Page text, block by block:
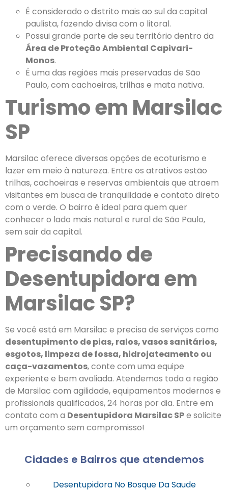
É considerado o distrito mais ao sul da capital
paulista, fazendo divisa com o litoral.
Possui grande parte de seu território dentro da
Área de Proteção Ambiental Capivari-
Monos.
É uma das regiões mais preservadas de São
Paulo, com cachoeiras, trilhas e mata nativa.
Turismo em Marsilac
SP
Marsilac oferece diversas opções de ecoturismo e
lazer em meio à natureza. Entre os atrativos estão
trilhas, cachoeiras e reservas ambientais que atraem
visitantes em busca de tranquilidade e contato direto
com o verde. O bairro é ideal para quem quer
conhecer o lado mais natural e rural de São Paulo,
sem sair da capital.
Precisando de
Desentupidora em
Marsilac SP?
Se você está em Marsilac e precisa de serviços como
desentupimento de pias, ralos, vasos sanitários,
esgotos, limpeza de fossa, hidrojateamento ou
caça-vazamentos, conte com uma equipe
experiente e bem avaliada. Atendemos toda a região
de Marsilac com agilidade, equipamentos modernos e
profissionais qualificados, 24 horas por dia. Entre em
contato com a Desentupidora Marsilac SPe solicite
um orçamento sem compromisso!
Cidades e Bairros que atendemos
Desentupidora No Bosque Da Saude